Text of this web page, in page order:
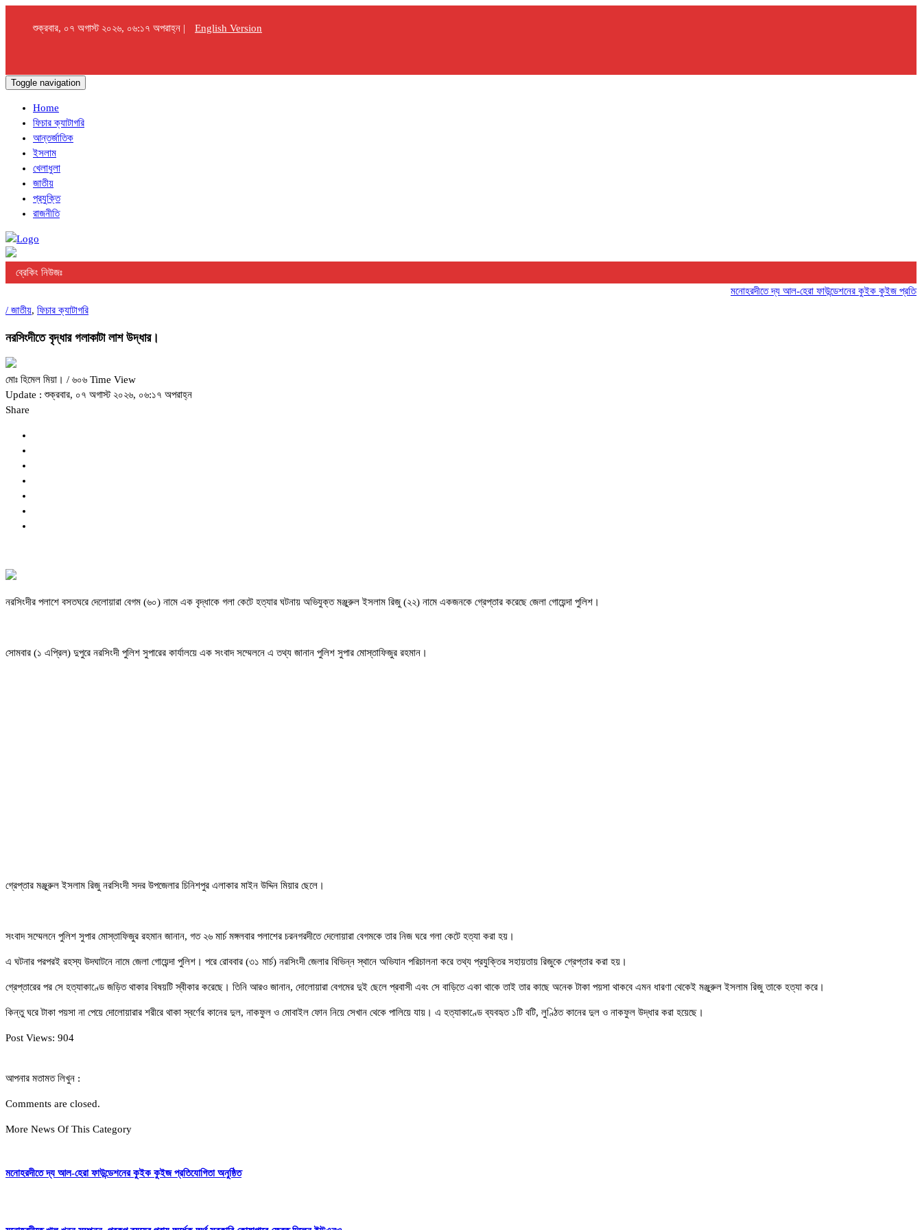
শুক্রবার, ০৭ অগাস্ট ২০২৬, ০৬:১৭ অপরাহ্ন | English Version
Toggle navigation
Home
ফিচার ক্যাটাগরি
আন্তর্জাতিক
ইসলাম
খেলাধুলা
জাতীয়
প্রযুক্তি
রাজনীতি
ব্রেকিং নিউজঃ
মনোহরদীতে দ্য আল-হেরা ফাউন্ডেশনের কুইক কুইজ প্রতিযোগিতা
/ জাতীয়, ফিচার ক্যাটাগরি
নরসিংদীতে বৃদ্ধার গলাকাটা লাশ উদ্ধার।
মোঃ হিমেল মিয়া। / ৬০৬ Time View
Update : শুক্রবার, ০৭ অগাস্ট ২০২৬, ০৬:১৭ অপরাহ্ন
Share
নরসিংদীর পলাশে বসতঘরে দেলোয়ারা বেগম (৬০) নামে এক বৃদ্ধাকে গলা কেটে হত্যার ঘটনায় অভিযুক্ত মঞ্জুরুল ইসলাম রিজু (২২) নামে একজনকে গ্রেপ্তার করেছে জেলা গোয়েন্দা পুলিশ।
সোমবার (১ এপ্রিল) দুপুরে নরসিংদী পুলিশ সুপারের কার্যালয়ে এক সংবাদ সম্মেলনে এ তথ্য জানান পুলিশ সুপার মোস্তাফিজুর রহমান।
গ্রেপ্তার মঞ্জুরুল ইসলাম রিজু নরসিংদী সদর উপজেলার চিনিশপুর এলাকার মাইন উদ্দিন মিয়ার ছেলে।
সংবাদ সম্মেলনে পুলিশ সুপার মোস্তাফিজুর রহমান জানান, গত ২৬ মার্চ মঙ্গলবার পলাশের চরনগরদীতে দেলোয়ারা বেগমকে তার নিজ ঘরে গলা কেটে হত্যা করা হয়।
এ ঘটনার পরপরই রহস্য উদঘাটনে নামে জেলা গোয়েন্দা পুলিশ। পরে রোববার (৩১ মার্চ) নরসিংদী জেলার বিভিন্ন স্থানে অভিযান পরিচালনা করে তথ্য প্রযুক্তির সহায়তায় রিজুকে গ্রেপ্তার করা হয়।
গ্রেপ্তারের পর সে হত্যাকাণ্ডে জড়িত থাকার বিষয়টি স্বীকার করেছে। তিনি আরও জানান, দোলোয়ারা বেগমের দুই ছেলে প্রবাসী এবং সে বাড়িতে একা থাকে তাই তার কাছে অনেক টাকা পয়সা থাকবে এমন ধারণা থেকেই মঞ্জুরুল ইসলাম রিজু তাকে হত্যা করে।
কিন্তু ঘরে টাকা পয়সা না পেয়ে দোলোয়ারার শরীরে থাকা স্বর্ণের কানের দুল, নাকফুল ও মোবাইল ফোন নিয়ে সেখান থেকে পালিয়ে যায়। এ হত্যাকাণ্ডে ব্যবহৃত ১টি বটি, লুণ্ঠিত কানের দুল ও নাকফুল উদ্ধার করা হয়েছে।
Post Views: 904
আপনার মতামত লিখুন :
Comments are closed.
More News Of This Category
মনোহরদীতে দ্য আল-হেরা ফাউন্ডেশনের কুইক কুইজ প্রতিযোগিতা অনুষ্ঠিত